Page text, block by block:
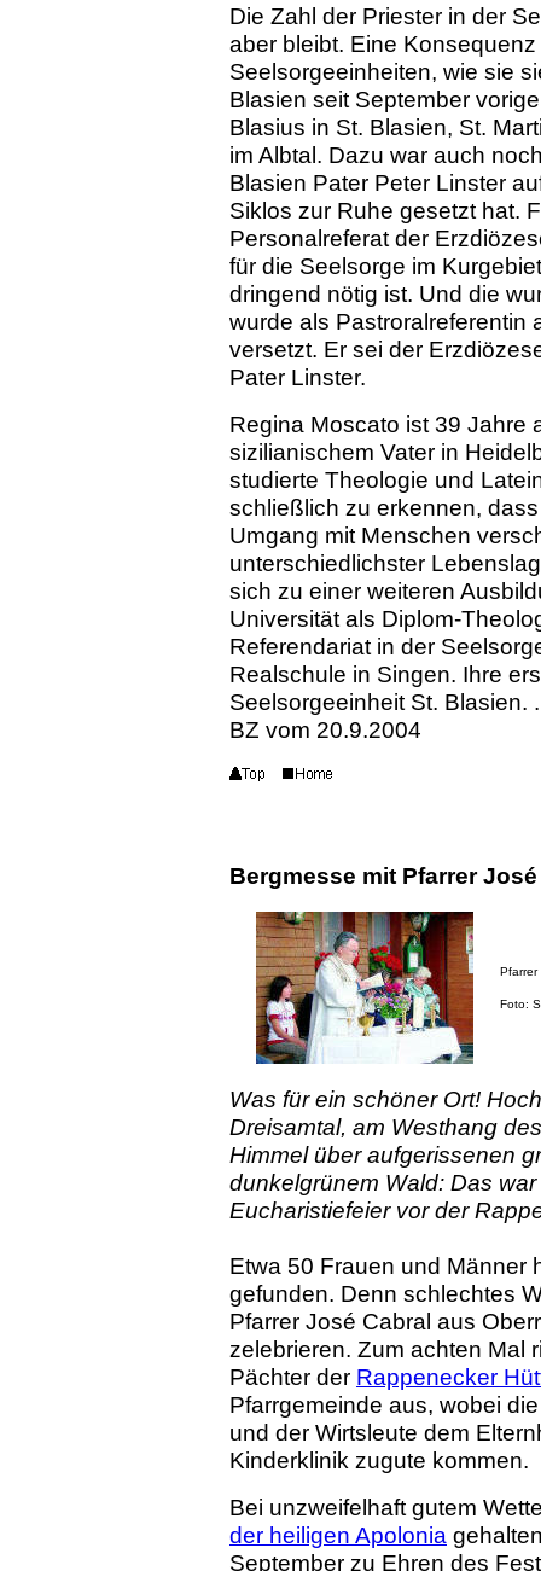
Die Zahl der Priester in der
aber bleibt. Eine
Seelsorgeeinheiten, wie sie
Blasien seit September
Blasius in St. Blasien, St.
im Albtal. Dazu war auch
Blasien Pater Peter Linster
Siklos zur Ruhe gesetzt hat.
Personalreferat der
für die Seelsorge im
dringend nötig ist. Und die
wurde als Pastroralreferentin
versetzt. Er sei der
Pater Linster.
Regina Moscato ist 39 Jahre
sizilianischem Vater in
studierte Theologie und
schließlich zu erkennen,
Umgang mit Menschen
unterschiedlichster
sich zu einer weiteren
Universität als Diplom-
Referendariat in der
Realschule in Singen. Ihre
Seelsorgeeinheit St. Blasien.
BZ vom 20.9.2004
Bergmesse mit Pfarrer
Pfarrer
Foto:
Was für ein schöner Ort!
Dreisamtal, am Westhang
Himmel über aufgerissenen
dunkelgrünem Wald: Das
Eucharistiefeier vor der
Etwa 50 Frauen und Männer
gefunden. Denn schlechtes
Pfarrer José Cabral aus
zelebrieren. Zum achten Mal
Pächter der Rappenecker
Pfarrgemeinde aus, wobei
und der Wirtsleute dem
Kinderklinik zugute kommen.
Bei unzweifelhaft gutem
der heiligen Apolonia
September zu Ehren des